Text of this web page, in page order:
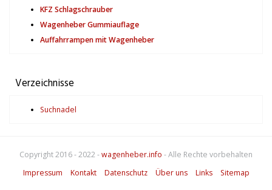
KFZ Schlagschrauber
Wagenheber Gummiauflage
Auffahrrampen mit Wagenheber
Verzeichnisse
Suchnadel
Copyright 2016 - 2022 -wagenheber.info - Alle Rechte vorbehalten
Impressum
Kontakt Datenschutz Über uns Links Sitemap